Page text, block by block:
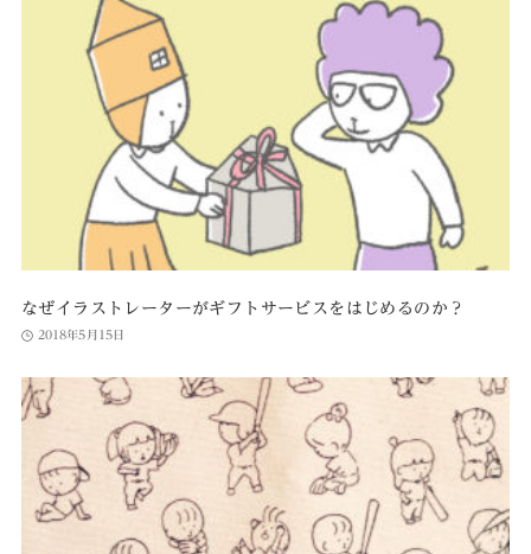
なぜイラストレーターがギフトサービスをはじめるのか？
2018年5月15日